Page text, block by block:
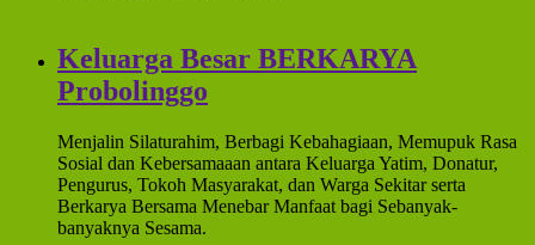
Keluarga Besar BERKARYA
Probolinggo
Menjalin Silaturahim, Berbagi Kebahagiaan, Memupuk Rasa
Sosial dan Kebersamaaan antara Keluarga Yatim, Donatur,
Pengurus, Tokoh Masyarakat, dan Warga Sekitar serta
Berkarya Bersama Menebar Manfaat bagi Sebanyak-
banyaknya Sesama.